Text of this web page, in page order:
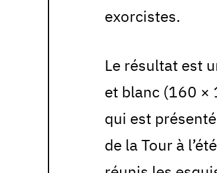
exorcistes.
Le résultat est
et blanc (160 ×
qui est
de la Tour à